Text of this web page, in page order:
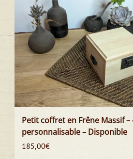
Petit coffret en Frêne Massif –
personnalisable – Disponible
185,00€